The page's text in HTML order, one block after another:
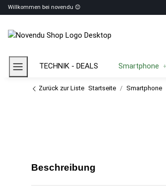
Willkommen bei novendu 😊
TECHNIK - DEALS Smartphone
Zurück zur Liste Startseite Smartphone
Beschreibung